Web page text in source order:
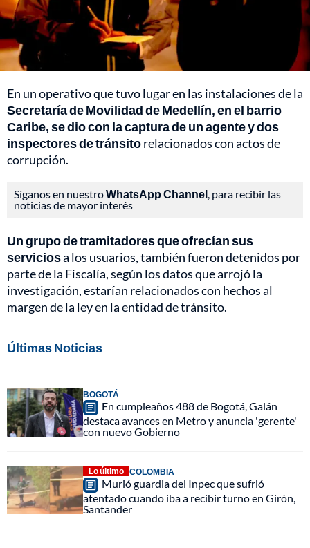
En un operativo que tuvo lugar en las instalaciones de la
Secretaría de Movilidad de Medellín, en el barrio
Caribe, se dio con la captura de un agente y dos
inspectores de tránsitorelacionados con actos de
corrupción.
Síganos en nuestroWhatsApp Channel, para recibir las
noticias de mayor interés
Un grupo de tramitadores que ofrecían sus
serviciosa los usuarios, también fueron detenidos por
parte de la Fiscalía, según los datos que arrojó la
investigación, estarían relacionados con hechos al
margen de la ley en la entidad de tránsito.
Últimas Noticias
BOGOTÁ
En cumpleaños 488 de Bogotá, Galán
destaca avances en Metro y anuncia 'gerente'
con nuevo Gobierno
Lo último COLOMBIA
Murió guardia del Inpec que sufrió
atentado cuando iba a recibir turno en Girón,
Santander